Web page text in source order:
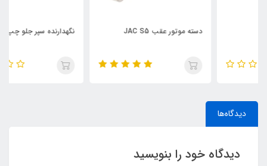
دسته موتور عقب JAC S5 نگهدارنده سپر جلو چپ JAC S5
دیدگاه‌ها
دیدگاه خود را بنویسید